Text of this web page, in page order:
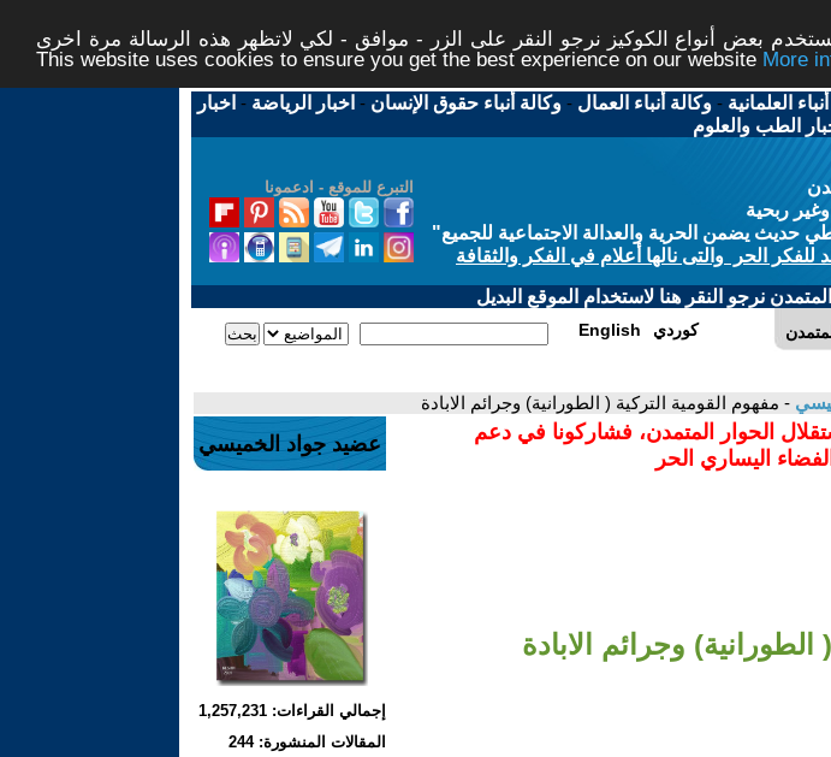
بعض أنواع الكوكيز نرجو النقر على الزر - موافق - لكي لاتظهر هذه الرسالة مرة اخرى -
This website uses cookies to ensure you get the best experience on our website
العلمانية -وكالة أنباء العمال -وكالة أنباء حقوق الإنسان - اخبار الرياضة - اخبار
الطب والعلوم
التبرع للموقع - ادعمونا
ربحية
يضمن الحرية والعدالة الاجتماعية للجميع"
الحر والتى نالها أعلام في الفكر والثقافة
نرجو النقر هنا لاستخدام الموقع البديل
English كوردي
- مفهوم القومية التركية ( الطورانية) وجرائم الابادة
الحوار المتمدن، فشاركونا في دعم
اليساري الحر
وجرائم الابادة
عضيد جواد الخميسي
إجمالي القراءات: 1,257,231
المقالات المنشورة: 244